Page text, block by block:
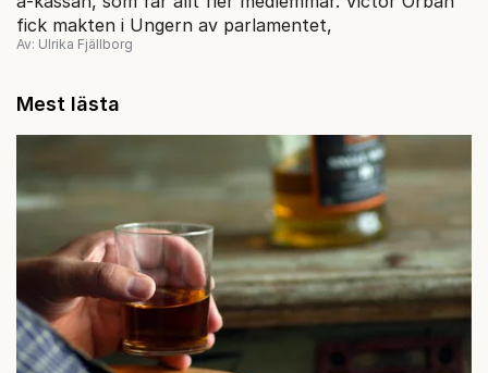
fick makten i Ungern av parlamentet,
Av: Ulrika Fjällborg
Mest lästa